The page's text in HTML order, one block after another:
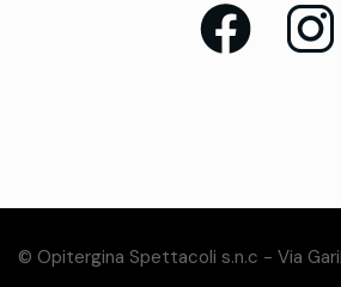
© Opitergina Spettacoli s.n.c - Via